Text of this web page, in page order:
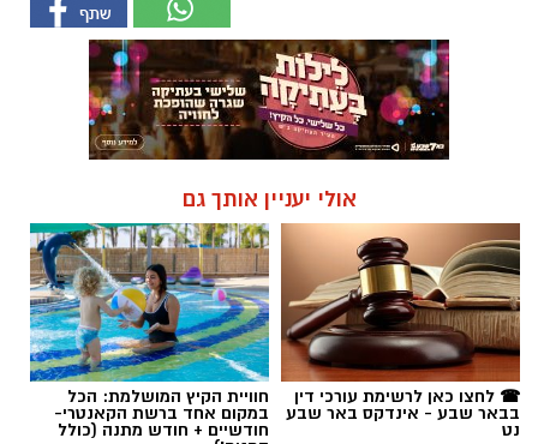
אולי יעניין אותך גם
☎ לחצו כאן לרשימת עורכי דין
בבאר שבע - אינדקס באר שבע
נט
חוויית הקיץ המושלמת: הכל
במקום אחד ברשת הקאנטרי-
חודשיים + חודש מתנה (כולל